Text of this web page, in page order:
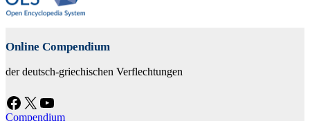
Online Compendium
der deutsch-griechischen Verflechtungen
Facebook X YouTube
Compendium